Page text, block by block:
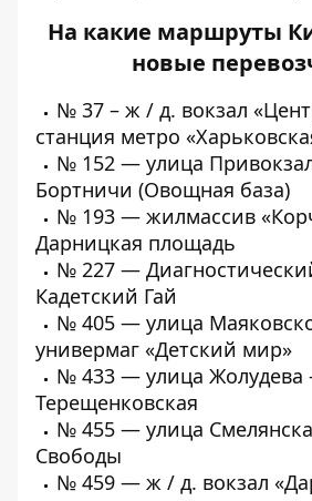
На какие маршруты
новые
№ 37 – ж / д. вокзал
станция метро
№ 152 — улица
Бортничи (Овощная база)
№ 193 — жилмассив
Дарницкая площадь
№ 227 —
Кадетский Гай
№ 405 — улица
универмаг «Детский мир»
№ 433 — улица
Терещенковская
№ 455 — улица
Свободы
№ 459 — ж / д. вокзал